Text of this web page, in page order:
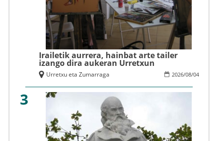
Irailetik aurrera, hainbat arte tailer
izango dira aukeran Urretxun
2026/08/04
Urretxu eta Zumarraga
3